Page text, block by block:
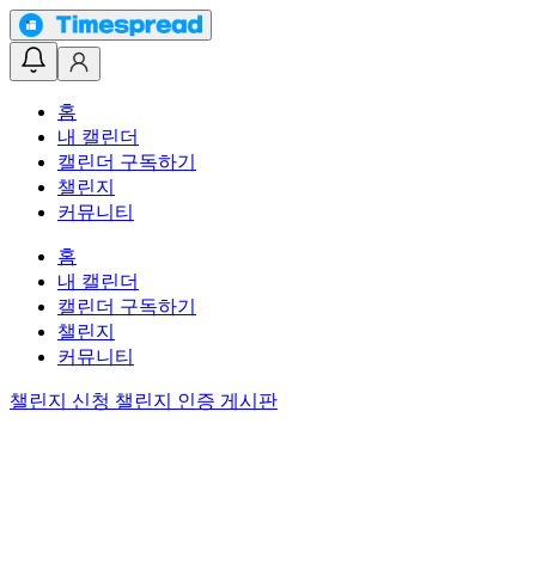
홈
내 캘린더
캘린더 구독하기
챌린지
커뮤니티
홈
내 캘린더
캘린더 구독하기
챌린지
커뮤니티
챌린지 신청 챌린지 인증 게시판